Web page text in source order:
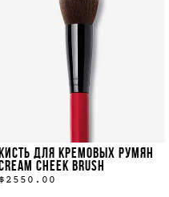
КИСТЬ ДЛЯ КРЕМОВЫХ РУМЯН
CHEEK BRUSH
$2550.00